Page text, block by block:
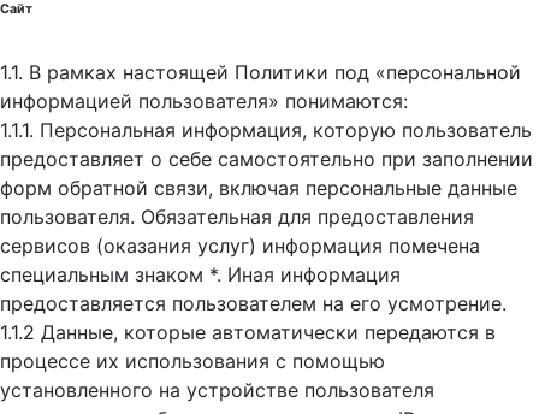
Сайт
1.1. В рамках настоящей Политики под «персональной
информацией пользователя» понимаются:
1.1.1. Персональная информация, которую пользователь
предоставляет о себе самостоятельно при заполнении
форм обратной связи, включая персональные данные
пользователя. Обязательная для предоставления
сервисов (оказания услуг) информация помечена
специальным знаком *. Иная информация
предоставляется пользователем на его усмотрение.
1.1.2 Данные, которые автоматически передаются в
процессе их использования с помощью
установленного на устройстве пользователя